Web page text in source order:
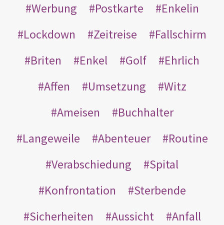
Werbung
Postkarte
Enkelin
Lockdown
Zeitreise
Fallschirm
Briten
Enkel Golf
Ehrlich
Affen
Umsetzung
Witz
Ameisen
Buchhalter
Langeweile
Abenteuer
Routine
Verabschiedung
Spital
Konfrontation
Sterbende
Sicherheiten
Aussicht
Anfall